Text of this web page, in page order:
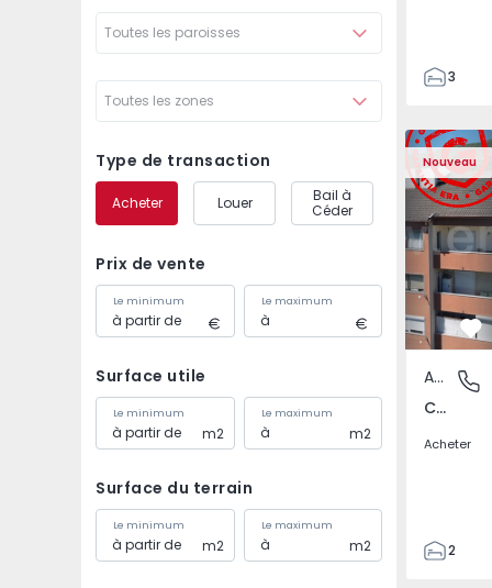
Toutes les paroisses
Toutes les zones
Type de transaction
Acheter Louer
Bail à
Céder
Prix de vente
Le minimum Le maximum
Surface utile
Le minimum
m2
Le maximum
m2
Surface du terrain
Le minimum
m2
Le maximum
m2
3
138
153
2
Nouveau
Appartement T2
Covilhã
Appartement
Covilhã e Canhoso, Castelo Branco
Acheter
2